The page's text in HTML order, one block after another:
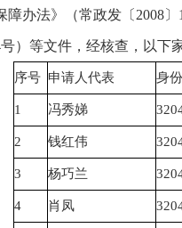
办法》（常政发〔2008
）等文件，经核查，以
序号 申请人代表 身
1 冯秀娣
2 钱红伟
3 杨巧兰
4 肖凤